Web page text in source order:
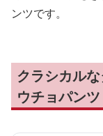
ンツです。
クラシカル
ウチョパンツ